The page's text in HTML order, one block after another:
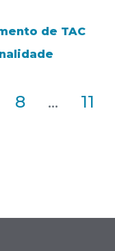
de TAC
8 ... 11